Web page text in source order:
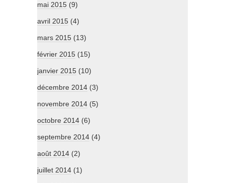
mai 2015 (9)
avril 2015 (4)
mars 2015 (13)
février 2015 (15)
janvier 2015 (10)
décembre 2014 (3)
novembre 2014 (5)
octobre 2014 (6)
septembre 2014 (4)
août 2014 (2)
juillet 2014 (1)